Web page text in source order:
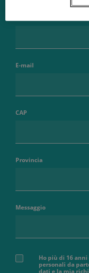
E-mail
CAP
Provincia
Messaggio
Ho più di 16
personali da
dati e la mia